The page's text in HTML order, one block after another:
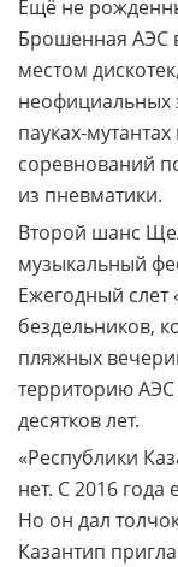
Ещё не
Брошенная АЭС
местом
неофициальных
пауках-
соревнований
из пневматики.
Второй шанс
музыкальный
Ежегодный слет
бездельников,
пляжных
территорию
десятков лет.
«Республики
нет. С 2016 года
Но он дал
Казантип